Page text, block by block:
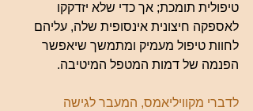
טיפולית תומכת; אך כדי שלא יזדקקו
לאספקה חיצונית אינסופית שלה, עליהם
לחוות טיפול מעמיק ומתמשך שיאפשר
הפנמה של דמות המטפל המיטיבה.
לדברי מקוויליאמס, המעבר לגישה